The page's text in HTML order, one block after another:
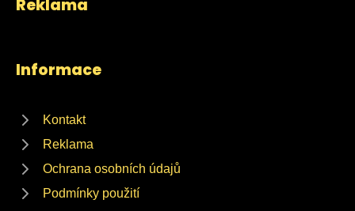
Reklama
Informace
Kontakt
Reklama
Ochrana osobních údajů
Podmínky použití